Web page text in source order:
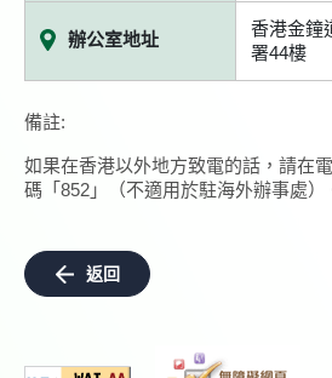
辦公室地址
香港金鐘
署44樓
備註:
如果在香港以外地方致電的話，請在
碼「852」（不適用於駐海外辦事處）
返回